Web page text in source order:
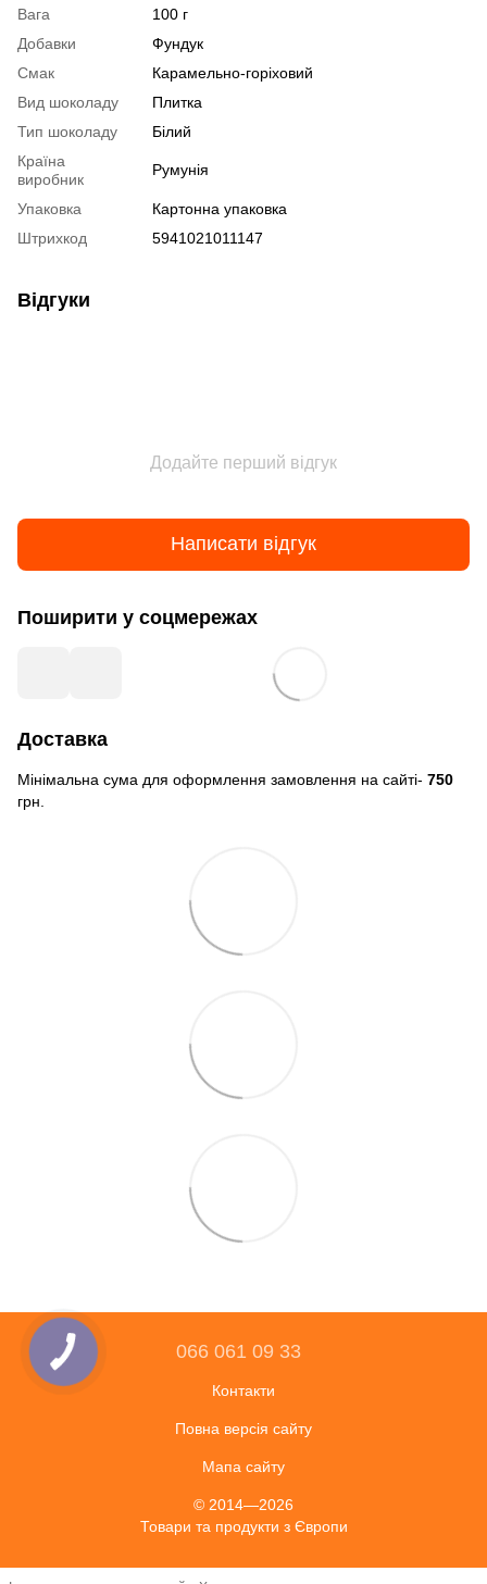
Вага
100 г
Добавки
Фундук
Смак
Карамельно-горіховий
Вид шоколаду
Плитка
Тип шоколаду
Білий
Країна
виробник
Румунія
Упаковка
Картонна упаковка
Штрихкод
5941021011147
Відгуки
Додайте перший відгук
Написати відгук
Поширити у соцмережах
Доставка
Мінімальна сума для оформлення замовлення на сайті- 750
грн.
066 061 09 33
Контакти
Повна версія сайту
Мапа сайту
© 2014—2026
Товари та продукти з Європи